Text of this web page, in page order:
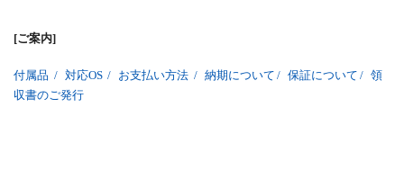
[ご案内]
付属品 / 対応OS / お支払い方法 / 納期について / 保証について / 領
収書のご発行